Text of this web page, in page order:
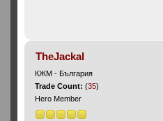
TheJackal
КЖМ - България
Trade Count:(35)
Hero Member